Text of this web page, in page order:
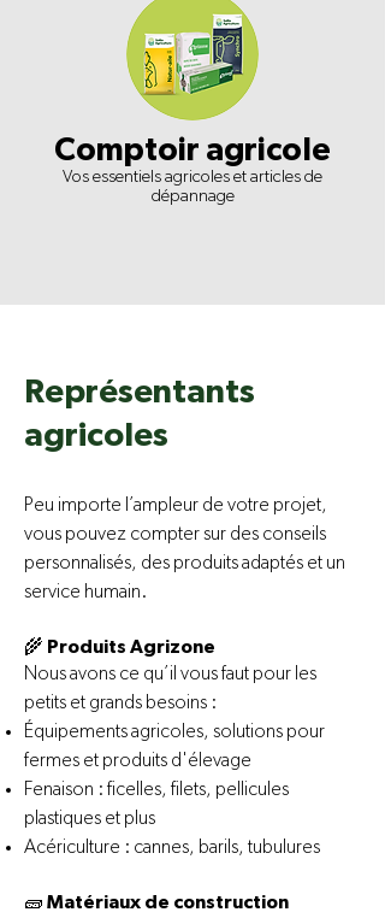
Comptoir agricole
Vos essentiels agricoles et articles de
dépannage
Représentants
agricoles
Peu importe l’ampleur de votre projet,
vous pouvez compter sur des conseils
personnalisés, des produits adaptés et un
service humain.
🌾 Produits Agrizone
Nous avons ce qu’il vous faut pour les
petits et grands besoins :
Équipements agricoles, solutions pour
fermes et produits d'élevage
Fenaison : ficelles, filets, pellicules
plastiques et plus
Acériculture : cannes, barils, tubulures
🧱 Matériaux de construction